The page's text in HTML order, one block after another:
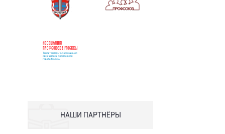
НАШИ ПАРТНЁРЫ